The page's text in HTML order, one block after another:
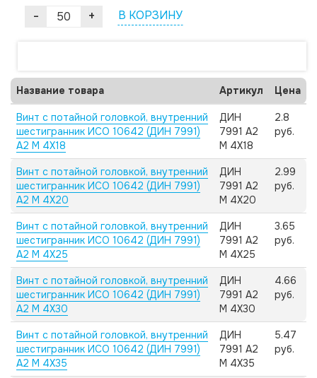
- + В КОРЗИНУ
Название товара Артикул Цена
Винт с потайной головкой, внутренний
шестигранник ИСО 10642 (ДИН 7991)
А2 M 4X18
ДИН
7991 А2
M 4X18
2.8
руб.
Винт с потайной головкой, внутренний
шестигранник ИСО 10642 (ДИН 7991)
А2 M 4X20
ДИН
7991 А2
M 4X20
2.99
руб.
Винт с потайной головкой, внутренний
шестигранник ИСО 10642 (ДИН 7991)
А2 M 4X25
ДИН
7991 А2
M 4X25
3.65
руб.
Винт с потайной головкой, внутренний
шестигранник ИСО 10642 (ДИН 7991)
А2 M 4X30
ДИН
7991 А2
M 4X30
4.66
руб.
Винт с потайной головкой, внутренний
шестигранник ИСО 10642 (ДИН 7991)
А2 M 4X35
ДИН
7991 А2
M 4X35
5.47
руб.